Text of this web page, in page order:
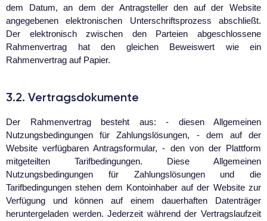
dem Datum, an dem der Antragsteller den auf der Website
angegebenen elektronischen Unterschriftsprozess abschließt.
Der elektronisch zwischen den Parteien abgeschlossene
Rahmenvertrag hat den gleichen Beweiswert wie ein
Rahmenvertrag auf Papier.
3.2. Vertragsdokumente
Der Rahmenvertrag besteht aus: - diesen Allgemeinen
Nutzungsbedingungen für Zahlungslösungen, - dem auf der
Website verfügbaren Antragsformular, - den von der Plattform
mitgeteilten Tarifbedingungen. Diese Allgemeinen
Nutzungsbedingungen für Zahlungslösungen und die
Tarifbedingungen stehen dem Kontoinhaber auf der Website zur
Verfügung und können auf einem dauerhaften Datenträger
heruntergeladen werden. Jederzeit während der Vertragslaufzeit